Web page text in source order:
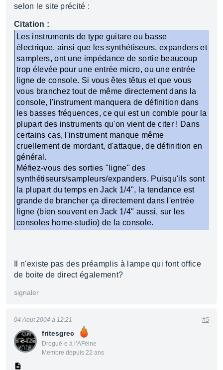
selon le site précité :
Citation :
Les instruments de type guitare ou basse
électrique, ainsi que les synthétiseurs, expanders et
samplers, ont une impédance de sortie beaucoup
trop élevée pour une entrée micro, ou une entrée
ligne de console. Si vous êtes têtus et que vous
vous branchez tout de même directement dans la
console, l'instrument manquera de définition dans
les basses fréquences, ce qui est un comble pour la
plupart des instruments qu'on vient de citer ! Dans
certains cas, l'instrument manque même
cruellement de mordant, d'attaque, de définition en
général.
Méfiez-vous des sorties "ligne" des
synthétiseurs/sampleurs/expanders. Puisqu'ils sont
la plupart du temps en Jack 1/4", la tendance est
grande de brancher ça directement dans l'entrée
ligne (bien souvent en Jack 1/4" aussi, sur les
consoles home-studio) de la console.
Il n'existe pas des préamplis à lampe qui font office
de boite de direct également?
signaler
fritesgrec
Drogué·e à l’AFéine
Membre depuis 22 ans
04 Aout 2004 à 12:21 #5